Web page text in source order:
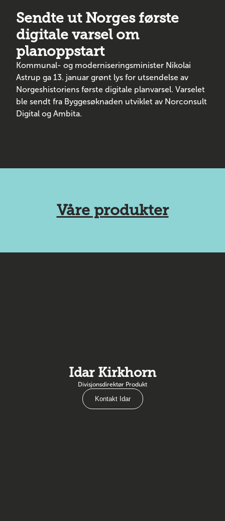
Sendte ut Norges første
digitale varsel om
planoppstart
Kommunal- og moderniseringsminister Nikolai
Astrup ga 13. januar grønt lys for utsendelse av
Norgeshistoriens første digitale planvarsel. Varselet
ble sendt fra Byggesøknaden utviklet av Norconsult
Digital og Ambita.
Våre produkter
Idar Kirkhorn
Divisjonsdirektør Produkt
Kontakt Idar